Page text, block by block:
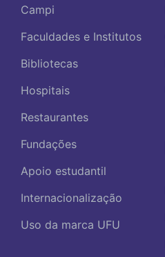
Campi
Faculdades e Institutos
Bibliotecas
Hospitais
Restaurantes
Fundações
Apoio estudantil
Internacionalização
Uso da marca UFU